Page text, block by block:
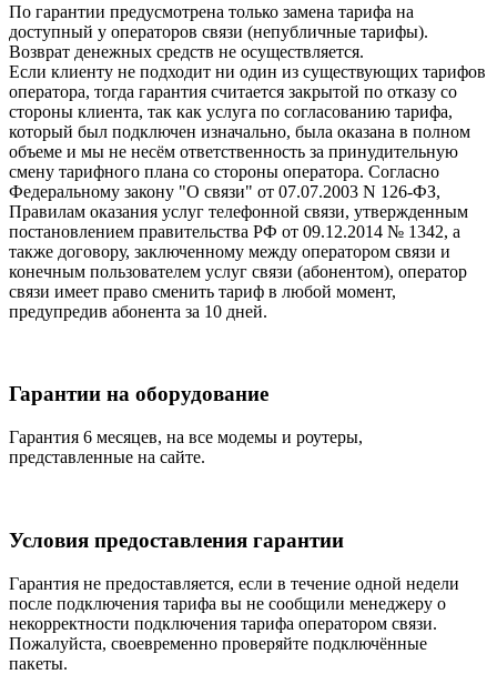
По гарантии предусмотрена только замена тарифа на
доступный у операторов связи (непубличные тарифы).
Возврат денежных средств не осуществляется.
Если клиенту не подходит ни один из существующих тарифов
оператора, тогда гарантия считается закрытой по отказу со
стороны клиента, так как услуга по согласованию тарифа,
который был подключен изначально, была оказана в полном
объеме и мы не несём ответственность за принудительную
смену тарифного плана со стороны оператора. Согласно
Федеральному закону "О связи" от 07.07.2003 N 126-ФЗ,
Правилам оказания услуг телефонной связи, утвержденным
постановлением правительства РФ от 09.12.2014 № 1342, а
также договору, заключенному между оператором связи и
конечным пользователем услуг связи (абонентом), оператор
связи имеет право сменить тариф в любой момент,
предупредив абонента за 10 дней.
Гарантии на оборудование
Гарантия 6 месяцев, на все модемы и роутеры,
представленные на сайте.
Условия предоставления гарантии
Гарантия не предоставляется, если в течение одной недели
после подключения тарифа вы не сообщили менеджеру о
некорректности подключения тарифа оператором связи.
Пожалуйста, своевременно проверяйте подключённые
пакеты.